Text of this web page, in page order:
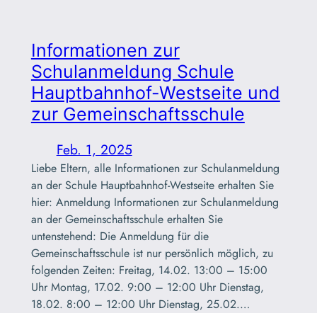
Informationen zur
Schulanmeldung Schule
Hauptbahnhof-Westseite und
zur Gemeinschaftsschule
Feb. 1, 2025
Liebe Eltern, alle Informationen zur Schulanmeldung
an der Schule Hauptbahnhof-Westseite erhalten Sie
hier: Anmeldung Informationen zur Schulanmeldung
an der Gemeinschaftsschule erhalten Sie
untenstehend: Die Anmeldung für die
Gemeinschaftsschule ist nur persönlich möglich, zu
folgenden Zeiten: Freitag, 14.02. 13:00 – 15:00
Uhr Montag, 17.02. 9:00 – 12:00 Uhr Dienstag,
18.02. 8:00 – 12:00 Uhr Dienstag, 25.02.…